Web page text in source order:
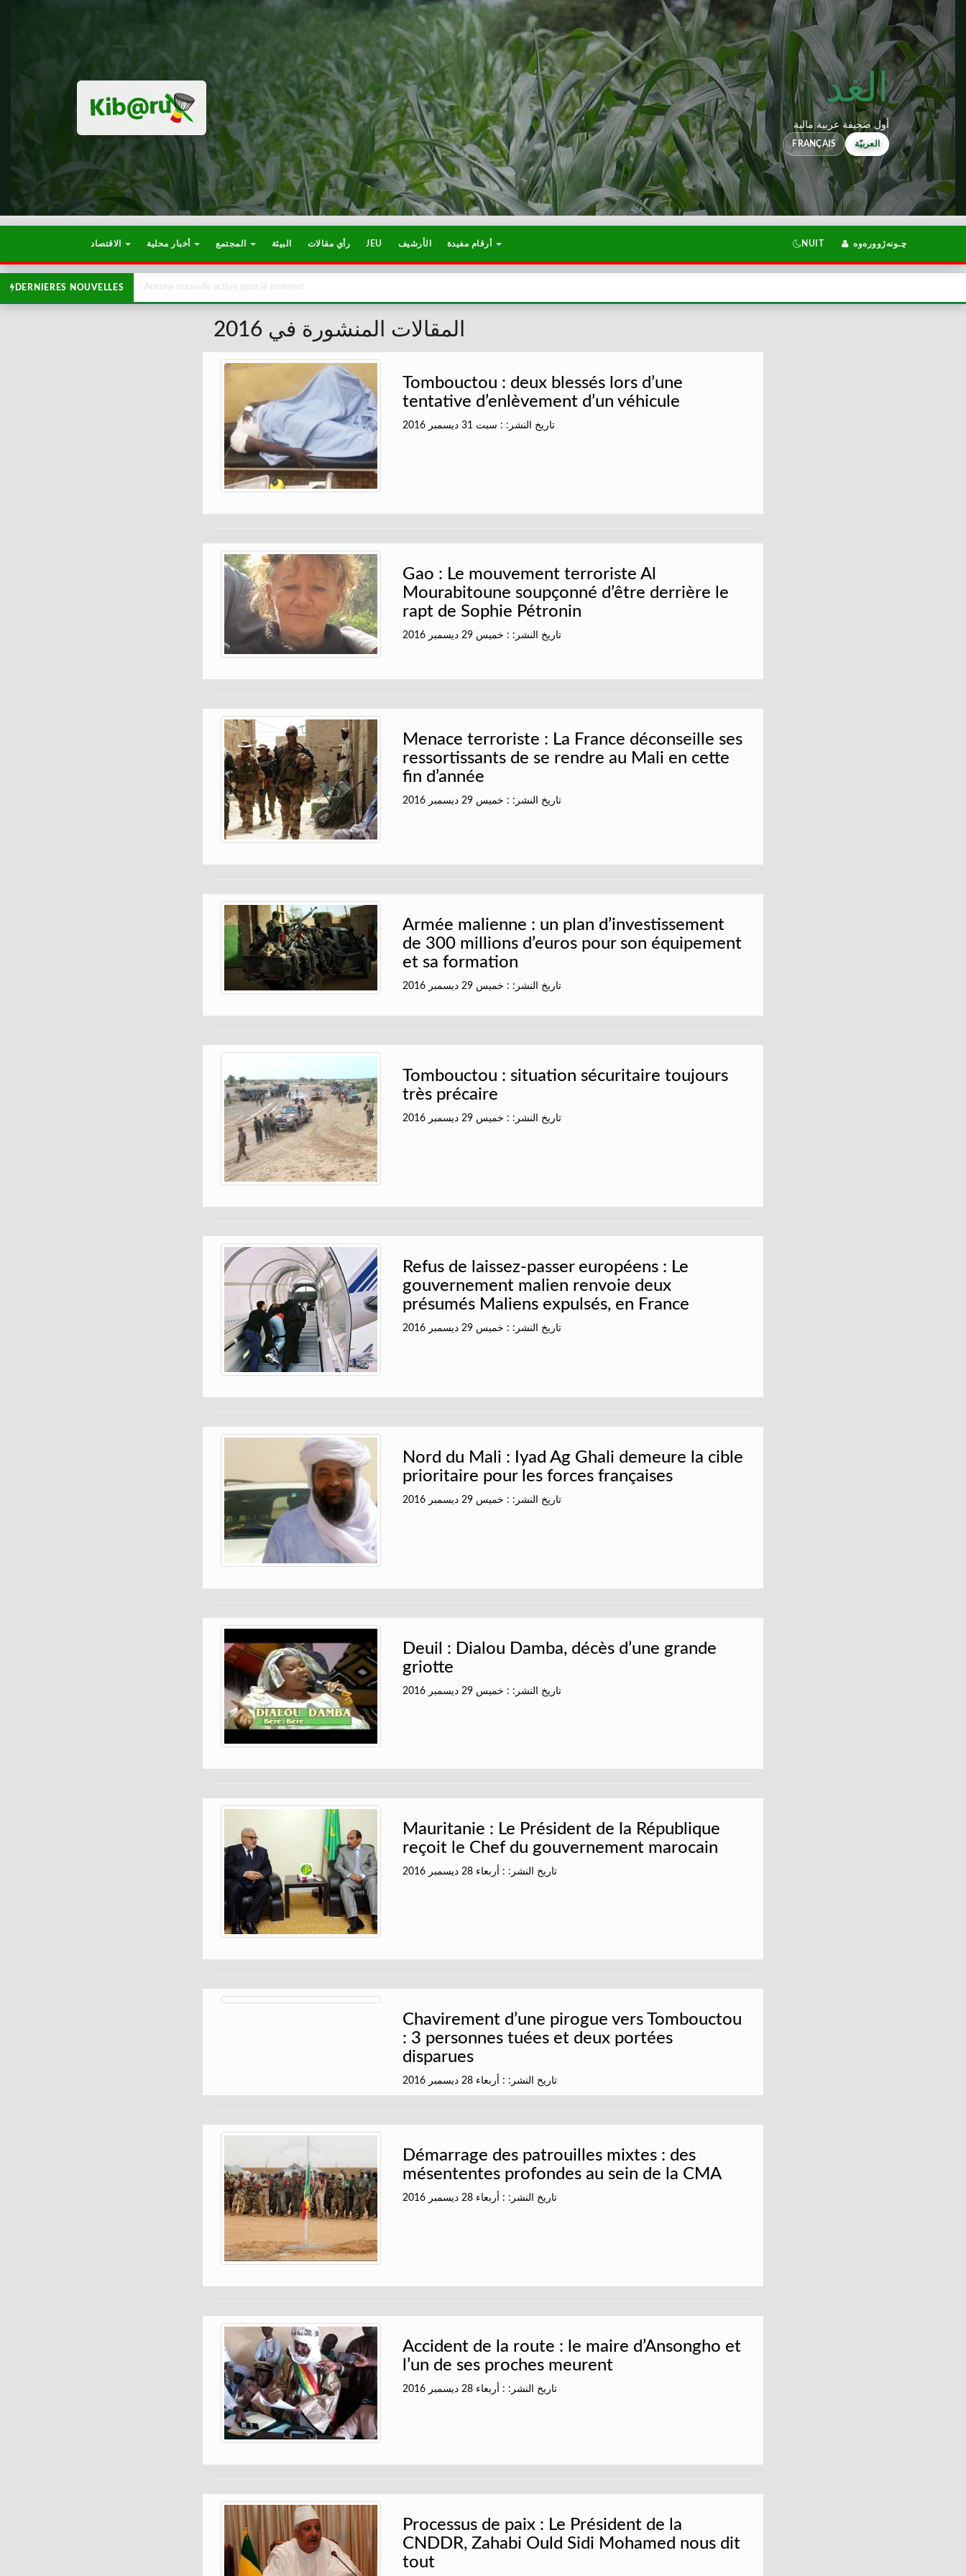
الغد
أول صحيفة عربية مالية
FRANÇAIS العربيّة
البيئة رأي مقالات JEU الأرشيف NUIT چـونەژوورەوە
DERNIERES NOUVELLES Aucune nouvelle active pour le moment.
المقالات المنشورة في 2016
Tombouctou : deux blessés lors d’une
tentative d’enlèvement d’un véhicule
تاريخ النشر: : سبت 31 ديسمبر 2016
Gao : Le mouvement terroriste Al
Mourabitoune soupçonné d’être derrière le
rapt de Sophie Pétronin
تاريخ النشر: : خميس 29 ديسمبر 2016
Menace terroriste : La France déconseille ses
ressortissants de se rendre au Mali en cette
fin d’année
تاريخ النشر: : خميس 29 ديسمبر 2016
Armée malienne : un plan d’investissement
de 300 millions d’euros pour son équipement
et sa formation
تاريخ النشر: : خميس 29 ديسمبر 2016
Tombouctou : situation sécuritaire toujours
très précaire
تاريخ النشر: : خميس 29 ديسمبر 2016
Refus de laissez-passer européens : Le
gouvernement malien renvoie deux
présumés Maliens expulsés, en France
تاريخ النشر: : خميس 29 ديسمبر 2016
Nord du Mali : Iyad Ag Ghali demeure la cible
prioritaire pour les forces françaises
تاريخ النشر: : خميس 29 ديسمبر 2016
Deuil : Dialou Damba, décès d’une grande
griotte
تاريخ النشر: : خميس 29 ديسمبر 2016
Mauritanie : Le Président de la République
reçoit le Chef du gouvernement marocain
تاريخ النشر: : أربعاء 28 ديسمبر 2016
Chavirement d’une pirogue vers Tombouctou
: 3 personnes tuées et deux portées
disparues
تاريخ النشر: : أربعاء 28 ديسمبر 2016
Démarrage des patrouilles mixtes : des
mésententes profondes au sein de la CMA
تاريخ النشر: : أربعاء 28 ديسمبر 2016
Accident de la route : le maire d’Ansongho et
l’un de ses proches meurent
تاريخ النشر: : أربعاء 28 ديسمبر 2016
Processus de paix : Le Président de la
CNDDR, Zahabi Ould Sidi Mohamed nous dit
tout